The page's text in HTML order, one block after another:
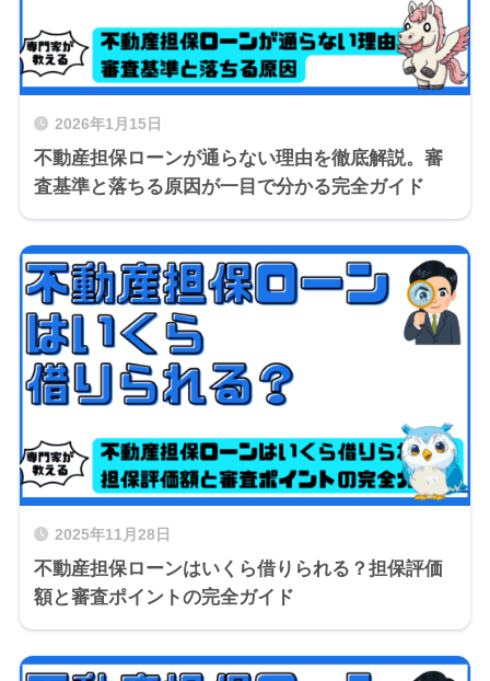
2026年1月15日
不動産担保ローンが通らない理由を徹底解説。審
査基準と落ちる原因が一目で分かる完全ガイド
2025年11月28日
不動産担保ローンはいくら借りられる？担保評価
額と審査ポイントの完全ガイド